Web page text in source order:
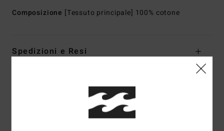
Composizione [Tessuto principale] 100% cotone
Spedizioni e Resi
Recensioni dei clienti